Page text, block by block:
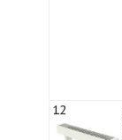
12